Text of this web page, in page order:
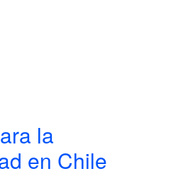
la
en Chile